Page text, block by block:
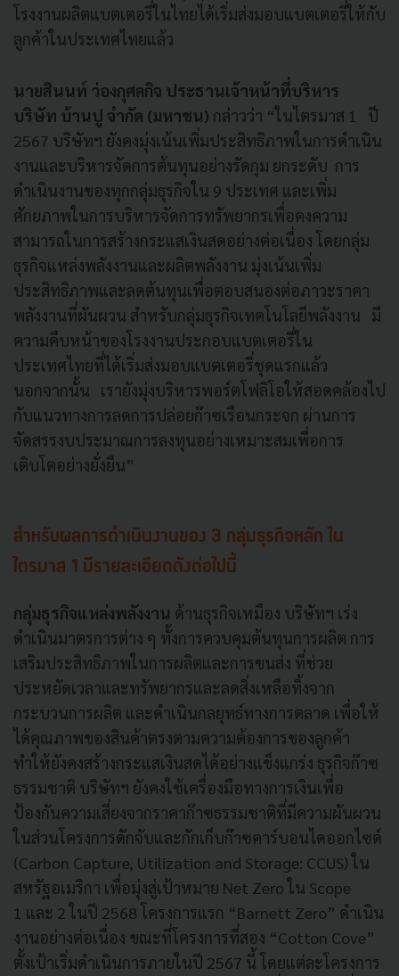
โรงงานผลิตแบตเตอรี่ในไทยได้เริ่มส่งมอบแบตเตอรี่ให้กับ
ลูกค้าในประเทศไทยแล้ว
นายสินนท์ ว่องกุศลกิจ ประธานเจ้าหน้าที่บริหาร
บริษัท บ้านปู จำกัด (มหาชน) กล่าวว่า “ในไตรมาส 1 ปี
2567 บริษัทฯ ยังคงมุ่งเน้นเพิ่มประสิทธิภาพในการดำเนิน
งานและบริหารจัดการต้นทุนอย่างรัดกุม ยกระดับ การ
ดำเนินงานของทุกกลุ่มธุรกิจใน 9 ประเทศ และเพิ่ม
ศักยภาพในการบริหารจัดการทรัพยากรเพื่อคงความ
สามารถในการสร้างกระแสเงินสดอย่างต่อเนื่อง โดยกลุ่ม
ธุรกิจแหล่งพลังงานและผลิตพลังงาน มุ่งเน้นเพิ่ม
ประสิทธิภาพและลดต้นทุนเพื่อตอบสนองต่อภาวะราคา
พลังงานที่ผันผวน สำหรับกลุ่มธุรกิจเทคโนโลยีพลังงาน มี
ความคืบหน้าของโรงงานประกอบแบตเตอรี่ใน
ประเทศไทยที่ได้เริ่มส่งมอบแบตเตอรี่ชุดแรกแล้ว
นอกจากนั้น เรายังมุ่งบริหารพอร์ตโฟลิโอให้สอดคล้องไป
กับแนวทางการลดการปล่อยก๊าซเรือนกระจก ผ่านการ
จัดสรรงบประมาณการลงทุนอย่างเหมาะสมเพื่อการ
เติบโตอย่างยั่งยืน”
สำหรับผลการดำเนินงานของ 3 กลุ่มธุรกิจหลัก ใน
ไตรมาส 1 มีรายละเอียดดังต่อไปนี้
กลุ่มธุรกิจแหล่งพลังงาน ด้านธุรกิจเหมือง บริษัทฯ เร่ง
ดำเนินมาตรการต่าง ๆ ทั้งการควบคุมต้นทุนการผลิต การ
เสริมประสิทธิภาพในการผลิตและการขนส่ง ที่ช่วย
ประหยัดเวลาและทรัพยากรและลดสิ่งเหลือทิ้งจาก
กระบวนการผลิต และดำเนินกลยุทธ์ทางการตลาด เพื่อให้
ได้คุณภาพของสินค้าตรงตามความต้องการของลูกค้า
ทำให้ยังคงสร้างกระแสเงินสดได้อย่างแข็งแกร่ง ธุรกิจก๊าซ
ธรรมชาติ บริษัทฯ ยังคงใช้เครื่องมือทางการเงินเพื่อ
ป้องกันความเสี่ยงจากราคาก๊าซธรรมชาติที่มีความผันผวน
ในส่วนโครงการดักจับและกักเก็บก๊าซคาร์บอนไดออกไซด์
(Carbon Capture, Utilization and Storage: CCUS) ใน
สหรัฐอเมริกา เพื่อมุ่งสู่เป้าหมาย Net Zero ใน Scope
1 และ 2 ในปี 2568 โครงการแรก “Barnett Zero” ดำเนิน
งานอย่างต่อเนื่อง ขณะที่โครงการที่สอง “Cotton Cove”
ตั้งเป้าเริ่มดำเนินการภายในปี 2567 นี้ โดยแต่ละโครงการ